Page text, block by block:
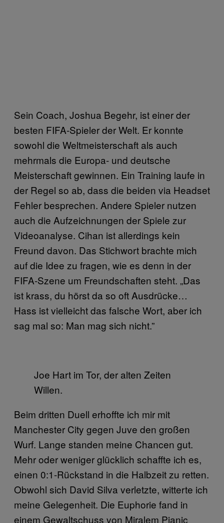
Sein Coach, Joshua Begehr, ist einer der
besten FIFA-Spieler der Welt. Er konnte
sowohl die Weltmeisterschaft als auch
mehrmals die Europa- und deutsche
Meisterschaft gewinnen. Ein Training laufe in
der Regel so ab, dass die beiden via Headset
Fehler besprechen. Andere Spieler nutzen
auch die Aufzeichnungen der Spiele zur
Videoanalyse. Cihan ist allerdings kein
Freund davon. Das Stichwort brachte mich
auf die Idee zu fragen, wie es denn in der
FIFA-Szene um Freundschaften steht. „Das
ist krass, du hörst da so oft Ausdrücke…
Hass ist vielleicht das falsche Wort, aber ich
sag mal so: Man mag sich nicht.”
Joe Hart im Tor, der alten Zeiten
Willen.
Beim dritten Duell erhoffte ich mir mit
Manchester City gegen Juve den großen
Wurf. Lange standen meine Chancen gut.
Mehr oder weniger glücklich schaffte ich es,
einen 0:1-Rückstand in die Halbzeit zu retten.
Obwohl sich David Silva verletzte, witterte ich
meine Gelegenheit. Die Euphorie fand in
einem Gewaltschuss von Miralem Pjanic